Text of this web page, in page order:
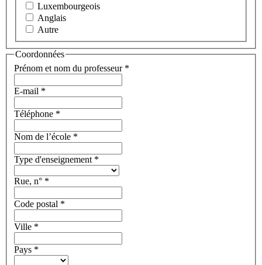
Luxembourgeois
Anglais
Autre
Coordonnées
Prénom et nom du professeur *
E-mail *
Téléphone *
Nom de l’école *
Type d'enseignement *
Rue, n° *
Code postal *
Ville *
Pays *